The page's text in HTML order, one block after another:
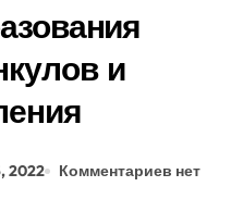
и
2022 Комментариев нет